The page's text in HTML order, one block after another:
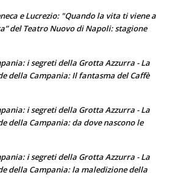
e Lucrezio: "Quando la vita ti viene a
del Teatro Nuovo di Napoli: stagione
i segreti della Grotta Azzurra - La
della Campania: Il fantasma del Caffè
i segreti della Grotta Azzurra - La
della Campania: da dove nascono le
i segreti della Grotta Azzurra - La
della Campania: la maledizione della